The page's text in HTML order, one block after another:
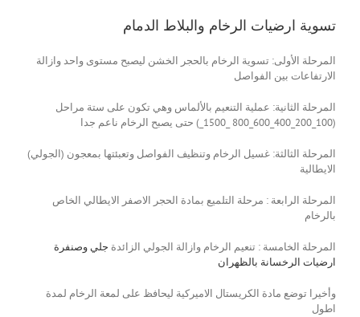
تسوية ارضيات الرخام والبلاط الدمام
المرحلة الأولى: تسوية الرخام بالحجر الخشن ليصبح مستوى واحد وازالة
الارتفاعات بين الفواصل
المرحلة الثانية: عملية التنعيم بالألماس وهي تكون على ستة مراحل
(100_200_400_600_800 _1500_) حتى يصبح الرخام ناعم جدا
المرحلة الثالثة: غسيل الرخام وتنظيف الفواصل وتعبئتها بمعجون (الجولي)
الايطالية
المرحلة الرابعة : مرحلة التلميع بمادة الحجر الاصفر الايطالي الخاص
بالرخام
المرحلة الخامسة : تنعيم الرخام وازالة الجولي الزائدة جلي وصنفرة
ارضيات الرخسانة بالظهران
وأخيرا توضع مادة الكريستال الاميركية ليحافظ على لمعة الرخام لمدة
اطول